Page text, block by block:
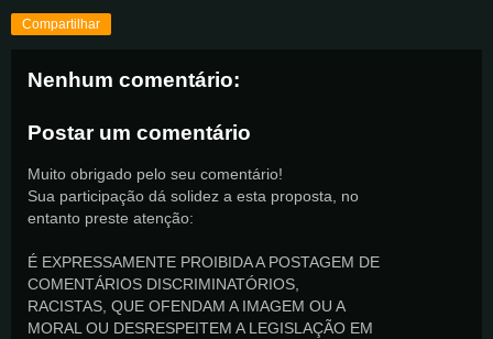
Compartilhar
Nenhum comentário:
Postar um comentário
Muito obrigado pelo seu comentário!
Sua participação dá solidez a esta proposta, no
entanto preste atenção:
É EXPRESSAMENTE PROIBIDA A POSTAGEM DE
COMENTÁRIOS DISCRIMINATÓRIOS,
RACISTAS, QUE OFENDAM A IMAGEM OU A
MORAL OU DESRESPEITEM A LEGISLAÇÃO EM